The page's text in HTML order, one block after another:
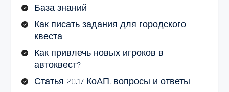
База знаний
Как писать задания для городского
квеста
Как привлечь новых игроков в
автоквест?
Статья 20.17 КоАП, вопросы и ответы